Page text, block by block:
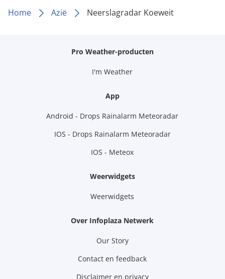
Home Azië Neerslagradar Koeweit
Pro Weather-producten
I'm Weather
App
Android - Drops Rainalarm Meteoradar
IOS - Drops Rainalarm Meteoradar
IOS - Meteox
Weerwidgets
Weerwidgets
Over Infoplaza Netwerk
Our Story
Contact en feedback
Disclaimer en privacy